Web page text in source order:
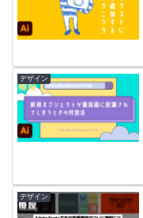
デザイン
デザイン